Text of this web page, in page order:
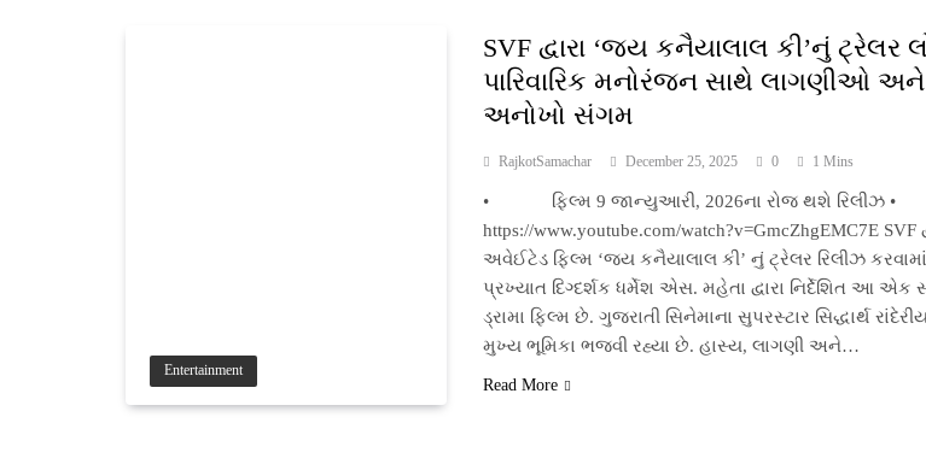
Entertainment
SVF દ્વારા ‘જય કનૈયાલાલ કી’નું ટ્રેલર
પારિવારિક મનોરંજન સાથે લાગણીઓ
અનોખો સંગમ
RajkotSamachar December 25, 2025 0 1 Mins
• ફિલ્મ 9 જાન્યુઆરી, 2026ના રોજ થશે રિલીઝ
https://www.youtube.com/watch?v=GmcZhgEMC7E SVF
અવેઈટેડ ફિલ્મ ‘જય કનૈયાલાલ કી’ નું ટ્રેલર રિલીઝ
પ્રખ્યાત દિગ્દર્શક ધર્મેશ એસ. મહેતા દ્વારા નિર્દેશિત આ એક
ડ્રામા ફિલ્મ છે. ગુજરાતી સિનેમાના સુપરસ્ટાર સિદ્ધાર્થ
મુખ્ય ભૂમિકા ભજવી રહ્યા છે. હાસ્ય, લાગણી અને…
Read More